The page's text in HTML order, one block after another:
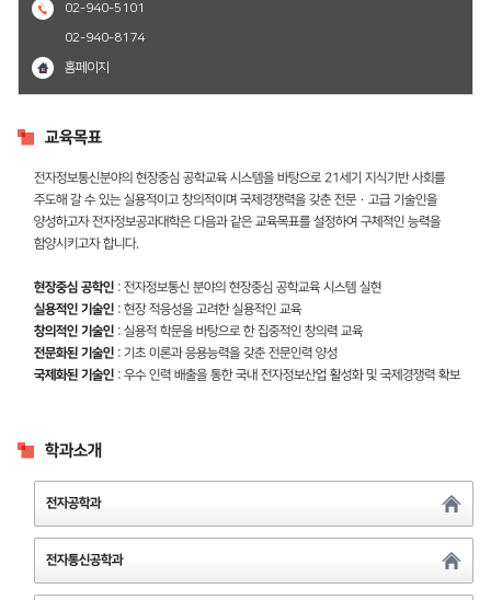
02-940-5101
02-940-8174
홈페이지
교육목표
전자정보통신분야의 현장중심 공학교육 시스템을 바탕으로 21세기 지식기반 사회를
주도해 갈 수 있는 실용적이고 창의적이며 국제경쟁력을 갖춘 전문 · 고급 기술인을
양성하고자 전자정보공과대학은 다음과 같은 교육목표를 설정하여 구체적인 능력을
함양시키고자 합니다.
현장중심 공학인: 전자정보통신 분야의 현장중심 공학교육 시스템 실현
실용적인 기술인: 현장 적응성을 고려한 실용적인 교육
창의적인 기술인: 실용적 학문을 바탕으로 한 집중적인 창의력 교육
전문화된 기술인: 기초 이론과 응용능력을 갖춘 전문인력 양성
국제화된 기술인: 우수 인력 배출을 통한 국내 전자정보산업 활성화 및 국제경쟁력 확보
학과소개
전자공학과
전자통신공학과